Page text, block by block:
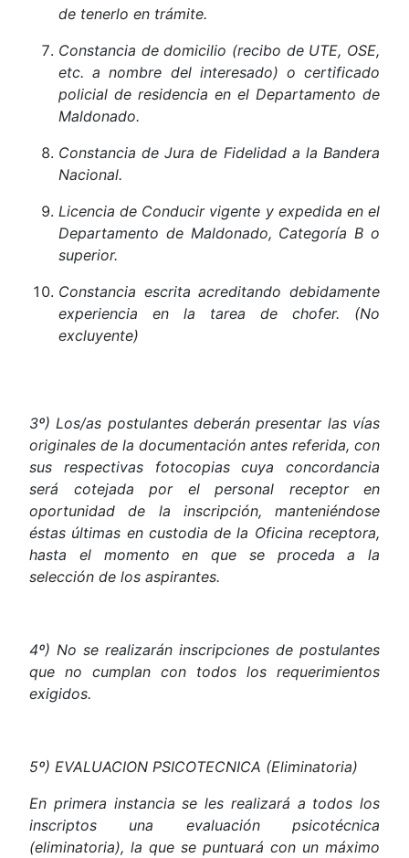
de tenerlo en trámite.
Constancia de domicilio (recibo de UTE, OSE,
etc. a nombre del interesado) o certificado
policial de residencia en el Departamento de
Maldonado.
Constancia de Jura de Fidelidad a la Bandera
Nacional.
Licencia de Conducir vigente y expedida en el
Departamento de Maldonado, Categoría B o
superior.
Constancia escrita acreditando debidamente
experiencia en la tarea de chofer. (No
excluyente)
3º) Los/as postulantes deberán presentar las vías
originales de la documentación antes referida, con
sus respectivas fotocopias cuya concordancia
será cotejada por el personal receptor en
oportunidad de la inscripción, manteniéndose
éstas últimas en custodia de la Oficina receptora,
hasta el momento en que se proceda a la
selección de los aspirantes.
4º) No se realizarán inscripciones de postulantes
que no cumplan con todos los requerimientos
exigidos.
5º) EVALUACION PSICOTECNICA (Eliminatoria)
En primera instancia se les realizará a todos los
inscriptos una evaluación psicotécnica
(eliminatoria), la que se puntuará con un máximo